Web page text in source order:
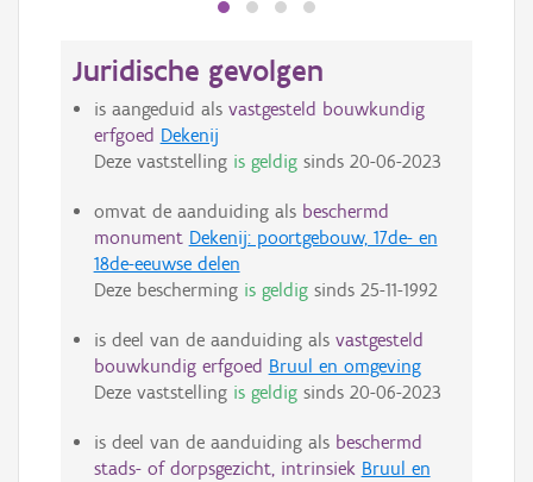
Juridische gevolgen
is aangeduid als vastgesteld bouwkundig
erfgoed Dekenij
Deze vaststelling is geldigsinds 20-06-2023
omvat de aanduiding als beschermd
monument Dekenij: poortgebouw, 17de- en
18de-eeuwse delen
Deze bescherming is geldigsinds 25-11-1992
is deel van de aanduiding als vastgesteld
bouwkundig erfgoed Bruul en omgeving
Deze vaststelling is geldigsinds 20-06-2023
is deel van de aanduiding als beschermd
stads- of dorpsgezicht, intrinsiek Bruul en